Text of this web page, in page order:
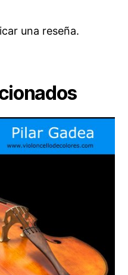
una reseña.